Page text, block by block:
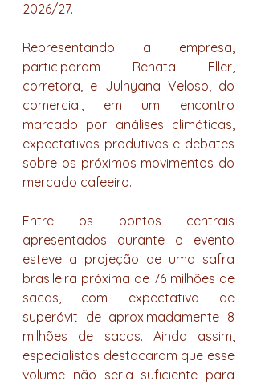
2026/27.
Representando a empresa,
participaram Renata Eller,
corretora, e Julhyana Veloso, do
comercial, em um encontro
marcado por análises climáticas,
expectativas produtivas e debates
sobre os próximos movimentos do
mercado cafeeiro.
Entre os pontos centrais
apresentados durante o evento
esteve a projeção de uma safra
brasileira próxima de 76 milhões de
sacas, com expectativa de
superávit de aproximadamente 8
milhões de sacas. Ainda assim,
especialistas destacaram que esse
volume não seria suficiente para